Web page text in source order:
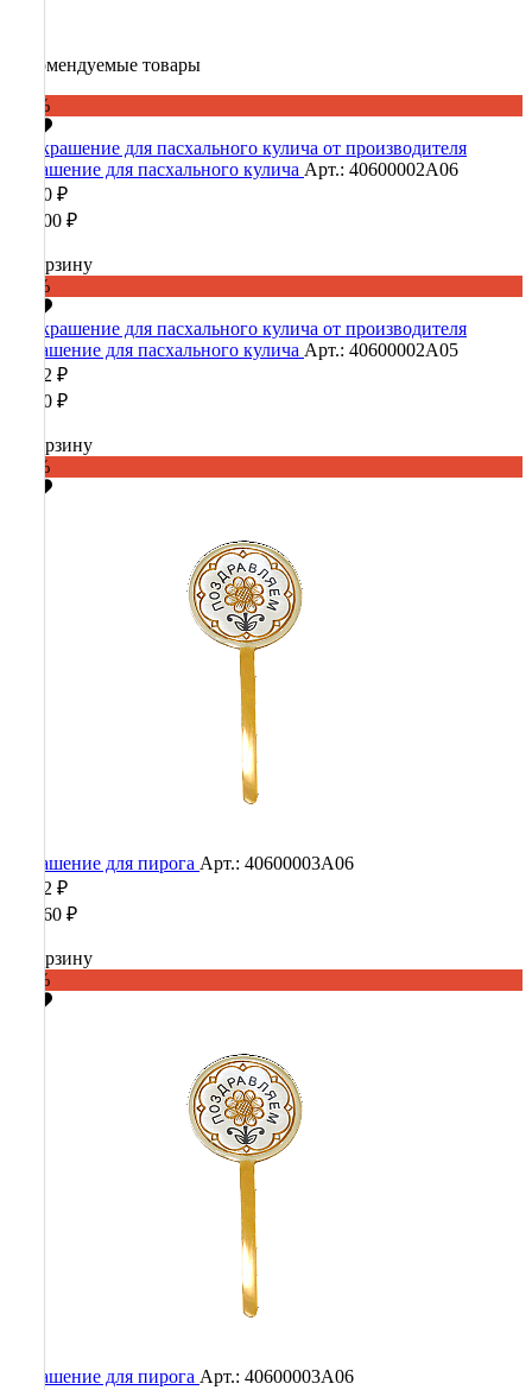
Рекомендуемые товары
-60%
Украшение для пасхального кулича Арт.: 40600002А06
4 560 ₽
11 400 ₽
В корзину
-60%
Украшение для пасхального кулича Арт.: 40600002А05
3 892 ₽
9 730 ₽
В корзину
-80%
Украшение для пирога Арт.: 40600003А06
2 452 ₽
12 260 ₽
В корзину
-80%
Украшение для пирога Арт.: 40600003А06